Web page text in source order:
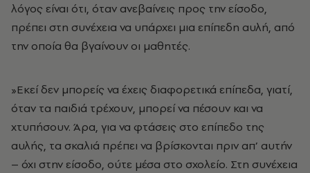
λόγος είναι ότι, όταν ανεβαίνεις προς την είσοδο,
πρέπει στη συνέχεια να υπάρχει μια επίπεδη αυλή, από
την οποία θα βγαίνουν οι μαθητές.
»Εκεί δεν μπορείς να έχεις διαφορετικά επίπεδα, γιατί,
όταν τα παιδιά τρέχουν, μπορεί να πέσουν και να
χτυπήσουν. Άρα, για να φτάσεις στο επίπεδο της
αυλής, τα σκαλιά πρέπει να βρίσκονται πριν απ’ αυτήν
– όχι στην είσοδο, ούτε μέσα στο σχολείο. Στη συνέχεια